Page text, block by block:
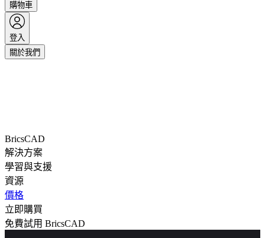
購物車
登入
關於我們
BricsCAD
解決方案
學習與支援
資源
價格
立即購買
免費試用 BricsCAD